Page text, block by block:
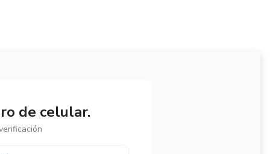
de celular.